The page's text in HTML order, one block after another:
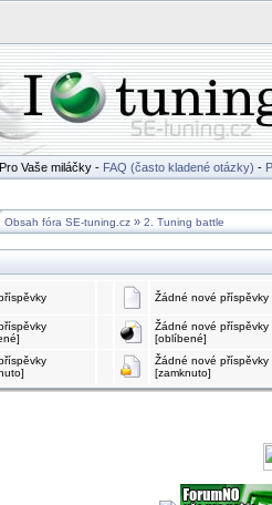
Vaše miláčky - FAQ (často kladené otázky) -
Obsah fóra SE-tuning.cz » 2. Tuning battle
Žádné nové příspěvky
Žádné nové příspěvky
[oblíbené]
Žádné nové příspěvky
[zamknuto]